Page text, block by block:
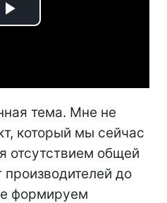
Play
тема. Мне не
который мы сейчас
отсутствием общей
производителей до
формируем